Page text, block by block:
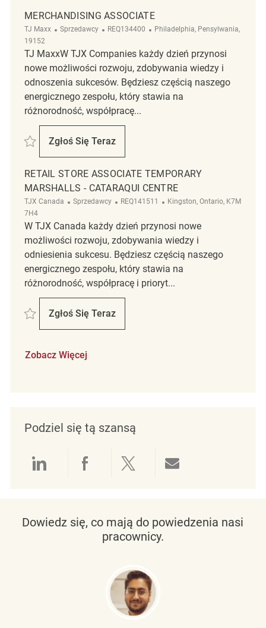
MERCHANDISING ASSOCIATE
TJ Maxx Kategoria
Sprzedawcy ReqId
REQ134400 Lokalizacja
Philadelphia, Pensylwania,
19152
TJ MaxxW TJX Companies każdy dzień przynosi
nowe możliwości rozwoju, zdobywania wiedzy i
odnoszenia sukcesów. Będziesz częścią naszego
energicznego zespołu, który stawia na
różnorodność, współpracę...
Zapisać Merchandising Associate REQ134400
Zgłoś Się Teraz
Merchandising Associate
RETAIL STORE ASSOCIATE TEMPORARY
MARSHALLS - CATARAQUI CENTRE
TJX Canada Kategoria
Sprzedawcy ReqId
REQ141511 Lokalizacja
Kingston, Ontario, K7M
7H4
W TJX Canada każdy dzień przynosi nowe
możliwości rozwoju, zdobywania wiedzy i
odniesienia sukcesu. Będziesz częścią naszego
energicznego zespołu, który stawia na
różnorodność, współpracę i prioryt...
Zapisać Retail Store Associate Temporary Marshalls - Cataraqui Centre
Zgłoś Się Teraz
Retail Store Associate Temporary
Zobacz Więcej
Podziel się tą szansą
Udostępnianie przez LinkedIn
Udostępnianie przez
Udostępnij przez
Dowiedz się, co mają do powiedzenia nasi
pracownicy.